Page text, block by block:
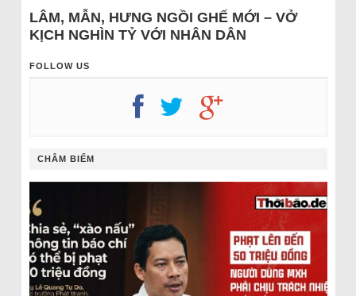
LÂM, MẪN, HƯNG NGỒI GHẾ MỚI – VỞ
KỊCH NGHÌN TỶ VỚI NHÂN DÂN
FOLLOW US
CHÂM BIẾM